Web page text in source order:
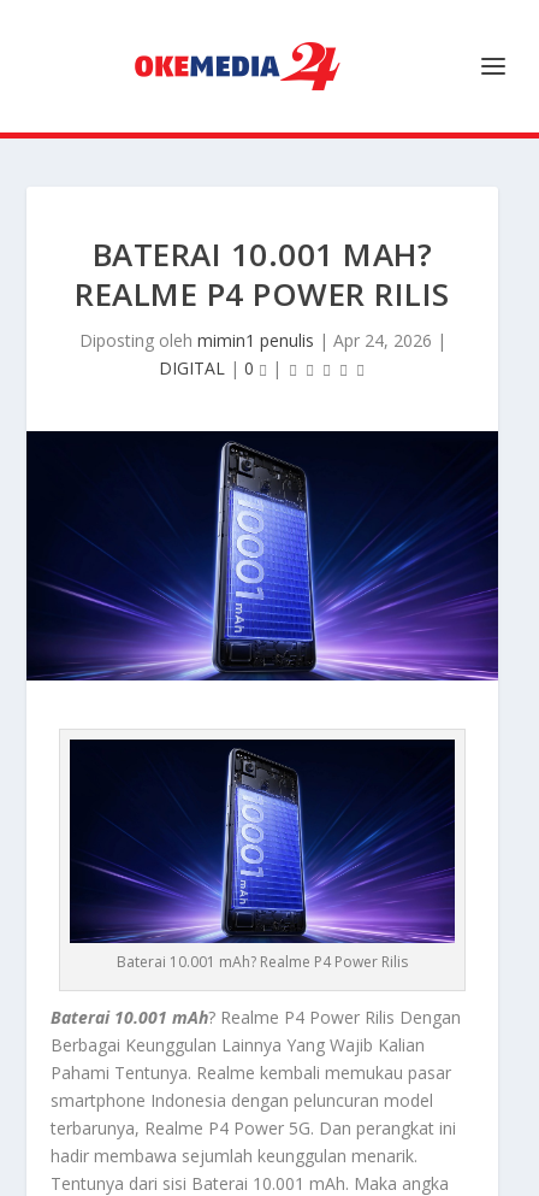
BATERAI 10.001 MAH?
REALME P4 POWER RILIS
Diposting oleh mimin1 penulis | Apr 24, 2026 |
DIGITAL | 0 |
Baterai 10.001 mAh? Realme P4 Power Rilis
Baterai 10.001 mAh? Realme P4 Power Rilis Dengan
Berbagai Keunggulan Lainnya Yang Wajib Kalian
Pahami Tentunya. Realme kembali memukau pasar
smartphone Indonesia dengan peluncuran model
terbarunya, Realme P4 Power 5G. Dan perangkat ini
hadir membawa sejumlah keunggulan menarik.
Tentunya dari sisi Baterai 10.001 mAh. Maka angka